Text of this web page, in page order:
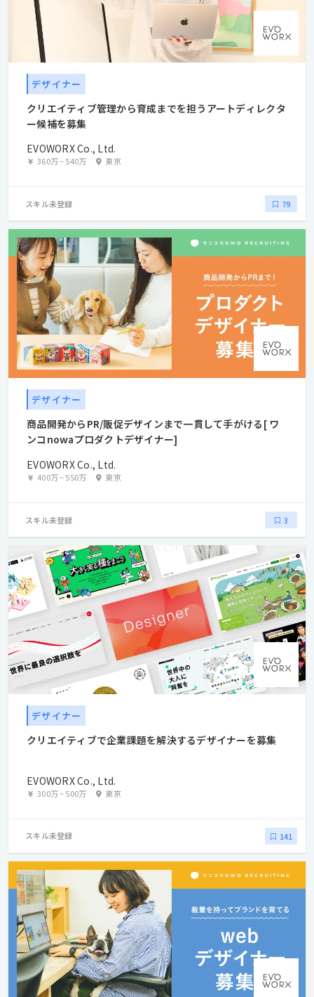
デザイナー
クリエイティブ管理から育成までを担うアートディレクタ
ー候補を募集
EVOWORX Co., Ltd.
360万~540万 東京
スキル未登録 79
デザイナー
商品開発からPR/販促デザインまで一貫して手がける[ ワ
ンコnowaプロダクトデザイナー]
EVOWORX Co., Ltd.
400万~550万 東京
スキル未登録 3
デザイナー
クリエイティブで企業課題を解決するデザイナーを募集
EVOWORX Co., Ltd.
300万~500万 東京
スキル未登録 141